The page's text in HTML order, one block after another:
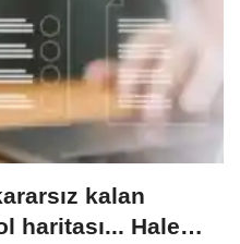
kalan
haritası... Halen